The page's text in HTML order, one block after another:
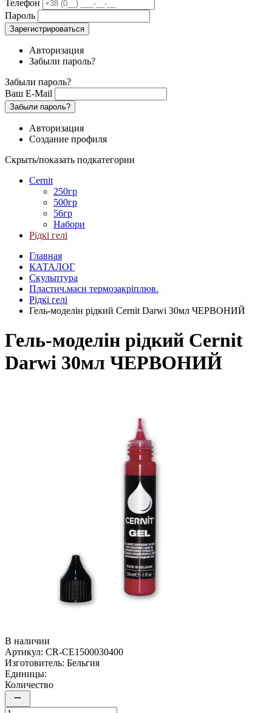
Телефон
Пароль
Зарегистрироваться
Авторизация
Забыли пароль?
Забыли пароль?
Ваш E-Mail
Забыли пароль?
Авторизация
Создание профиля
Скрыть/показать подкатегории
Cernit
250гр
500гр
56гр
Набори
Рідкі гелі
Главная
КАТАЛОГ
Скульптура
Пластич.маси термозакріплюв.
Рідкі гелі
Гель-моделін рідкий Cernit Darwi 30мл ЧЕРВОНИЙ
Гель-моделін рідкий Cernit
Darwi 30мл ЧЕРВОНИЙ
В наличии
Артикул: CR-CE1500030400
Изготовитель: Бельгия
Единицы:
Количество